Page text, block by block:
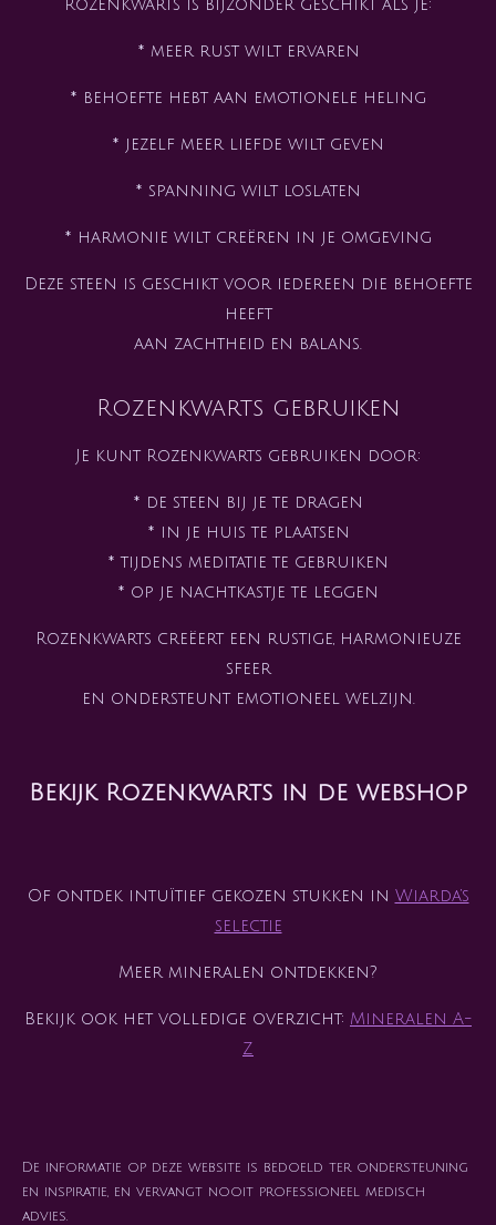
Rozenkwarts is bijzonder geschikt als je:
* meer rust wilt ervaren
* behoefte hebt aan emotionele heling
* jezelf meer liefde wilt geven
* spanning wilt loslaten
* harmonie wilt creëren in je omgeving
Deze steen is geschikt voor iedereen die behoefte
heeft
aan zachtheid en balans.
Rozenkwarts gebruiken
Je kunt Rozenkwarts gebruiken door:
* de steen bij je te dragen
* in je huis te plaatsen
* tijdens meditatie te gebruiken
* op je nachtkastje te leggen
Rozenkwarts creëert een rustige, harmonieuze
sfeer
en ondersteunt emotioneel welzijn.
Bekijk Rozenkwarts in de webshop
Of ontdek intuïtief gekozen stukken in Wiarda’s
selectie
Meer mineralen ontdekken?
Bekijk ook het volledige overzicht: Mineralen A-
Z
De informatie op deze website is bedoeld ter ondersteuning
en inspiratie, en vervangt nooit professioneel medisch
advies.